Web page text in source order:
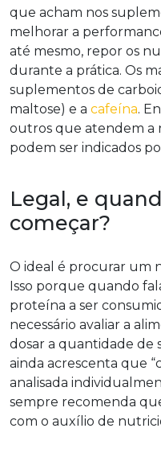
que acham nos
melhorar a
até mesmo, repor os
durante a prática. Os
suplementos de
maltose) e a cafeína.
outros que atendem a
podem ser indicados
Legal, e
começar?
O ideal é procurar um
Isso porque quando
proteína a ser
necessário avaliar a
dosar a quantidade de
ainda acrescenta que
analisada
sempre recomenda
com o auxílio de